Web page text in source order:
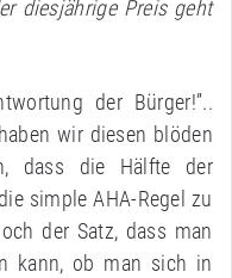
diesjährige Preis geht
der Bürger!”..
wir diesen blöden
dass die Hälfte der
simple AHA-Regel zu
der Satz, dass man
kann, ob man sich in